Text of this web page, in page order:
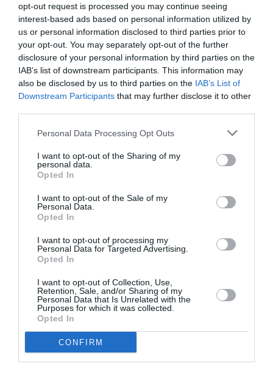
opt-out request is processed you may continue seeing
interest-based ads based on personal information utilized by
us or personal information disclosed to third parties prior to
your opt-out. You may separately opt-out of the further
disclosure of your personal information by third parties on the
IAB’s list of downstream participants. This information may
also be disclosed by us to third parties on the IAB’s List of
Downstream Participants that may further disclose it to other
Personal Data Processing Opt Outs
I want to opt-out of the Sharing of my
personal data.
Opted In
I want to opt-out of the Sale of my
Personal Data.
Opted In
I want to opt-out of processing my
Personal Data for Targeted Advertising.
Opted In
I want to opt-out of Collection, Use,
Retention, Sale, and/or Sharing of my
Personal Data that Is Unrelated with the
Purposes for which it was collected.
Opted In
CONFIRM
Πληροφορίες / Κρατήσεις:
www.tch.gr
Ακολουθήστε το Culturenow.gr στο Google News
μάθετε πρώτοι όλες τις ειδήσεις
Δείτε όλα τατελευταία νέαγια την Τέχνη και τον
Πολιτισμό στοCulturenow.gr
Νέοι Διαγωνισμοί ❯
Tags
ΑΝΤΩΝΗΣ ΚΑΦΕΤΖΟΠΟΥΛΟΣ
ΘΕΑΤΡΙΚΕΣ ΠΑΡΑΣΤΑΣΕΙΣ 2017 - 2018
ΜΕΓΑΡΟ ΜΟΥΣΙΚΗΣ ΘΕΣΣΑΛΟΝΙΚΗΣ
ΜΟΥΣΙΚΟΘΕΑΤΡΙΚΕΣ ΠΑΡΑΣΤΑΣΕΙΣ
Newsletter
Κάθε βδομάδα στο e-mail σας τα τελευταία νέα για
την Τέχνη και τον Πολιτισμό!